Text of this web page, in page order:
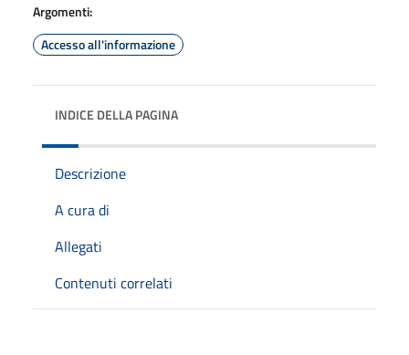
Argomenti:
Accesso all'informazione
INDICE DELLA PAGINA
Descrizione
A cura di
Allegati
Contenuti correlati